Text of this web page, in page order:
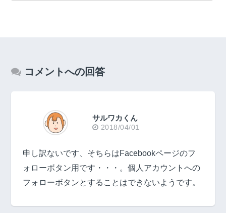
コメントへの回答
サルワカくん
2018/04/01
申し訳ないです、そちらはFacebookページのフ
ォローボタン用です・・・。個人アカウントへの
フォローボタンとすることはできないようです。